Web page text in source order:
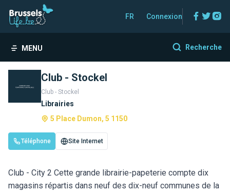
FR Connexion
MENU Recherche
Club - Stockel
Club - Stockel
Librairies
5 Place Dumon, 5 1150
Téléphone Site Internet
Club - City 2 Cette grande librairie-papeterie compte dix
magasins répartis dans neuf des dix-neuf communes de la